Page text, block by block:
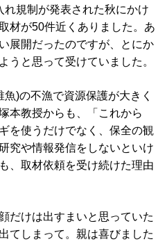
規制が発表された秋にかけ
材が50件近くありました。あ
展開だったのですが、とにか
うと思って受けていました。
)の不漁で資源保護が大きく
本教授からも、「これから
を使うだけでなく、保全の観
究や情報発信をしないといけ
、取材依頼を受け続けた理由
だけは出すまいと思っていた
てしまって。親は喜びました